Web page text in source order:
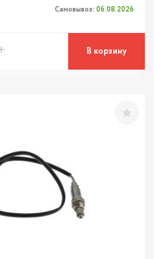
Самовывоз: 06.08.2026
В корзину